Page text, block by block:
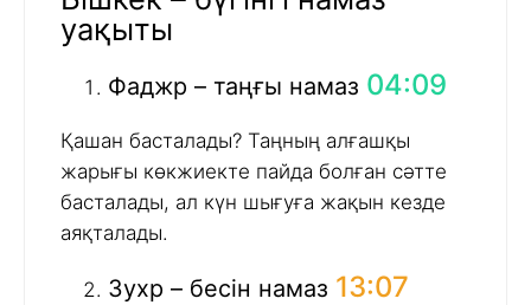
уақыты
Фаджр – таңғы намаз 04:09
Қашан басталады? Таңның алғашқы
жарығы көкжиекте пайда болған сәтте
басталады, ал күн шығуға жақын кезде
аяқталады.
Зухр – бесін намаз 13:07